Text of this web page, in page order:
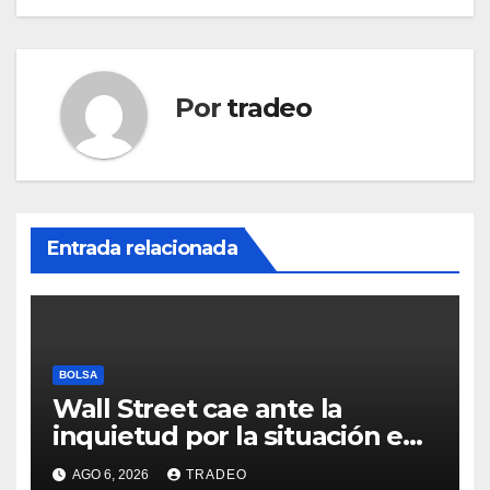
Por tradeo
Entrada relacionada
BOLSA
Wall Street cae ante la
inquietud por la situación en
Ormuz
AGO 6, 2026 TRADEO